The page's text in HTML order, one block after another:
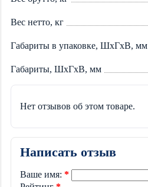
Вес нетто, кг
Габариты в упаковке, ШхГхВ, мм
Габариты, ШхГхВ, мм
Нет отзывов об этом товаре.
Написать отзыв
Ваше имя: